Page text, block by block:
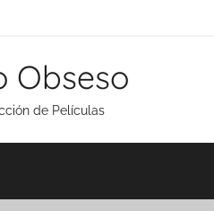
Obseso
de Películas